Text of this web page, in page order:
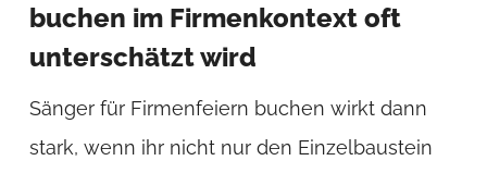
buchen im Firmenkontext oft
unterschätzt wird
Sänger für Firmenfeiern buchen wirkt dann
stark, wenn ihr nicht nur den Einzelbaustein